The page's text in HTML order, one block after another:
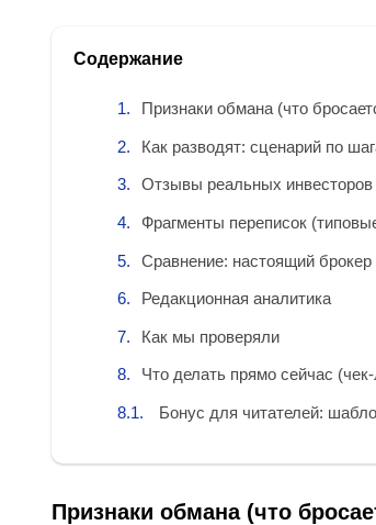
Содержание
Признаки обмана (что
Как разводят: сценарий по
Отзывы реальных инвесторов
Фрагменты переписок
Сравнение: настоящий
Редакционная аналитика
Как мы проверяли
Что делать прямо сейчас
Бонус для читателей:
Признаки обмана (что